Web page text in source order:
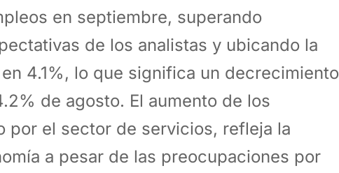
en septiembre, superando
de los analistas y ubicando la
4.1%, lo que significa un decrecimiento
de agosto. El aumento de los
por el sector de servicios, refleja la
a pesar de las preocupaciones por